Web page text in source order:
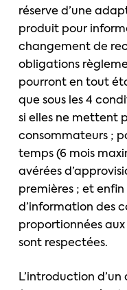
réserve d’une
produit pour
changement de
obligations
pourront en tout
que sous les 4
si elles ne mettent
consommateurs ;
temps (6 mois
avérées
premières ; et
d’information des
proportionnées
sont respectées.
L’introduction